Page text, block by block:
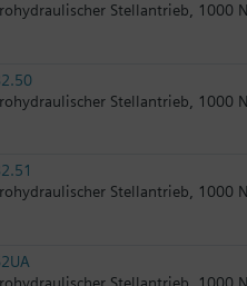
Stellantrieb, 1000
Stellantrieb, 1000
Stellantrieb, 1000
Stellantrieb, 1000